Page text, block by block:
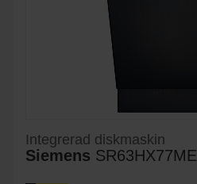
Integrerad diskmaskin
Siemens SR63HX77ME